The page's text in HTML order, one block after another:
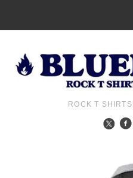
ROCK T